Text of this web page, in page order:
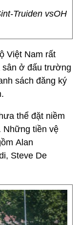
Truiden vsOH
Việt Nam rất
ở đấu trường
sách đăng ký
thể đặt niềm
Những tiền vệ
Alan
Steve De